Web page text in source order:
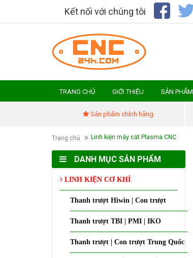
Kết nối với chúng tôi
TRANG CHỦ GIỚI THIỆU SẢN PHẨM
Sản phẩm chính hãng
Trang chủ Linh kiện máy cắt Plasma CNC
DANH MỤC SẢN PHẨM
LINH KIỆN CƠ KHÍ
Thanh trượt Hiwin | Con trượt
Thanh trượt TBI | PMI | IKO
Thanh trượt | Con trượt Trung Quốc